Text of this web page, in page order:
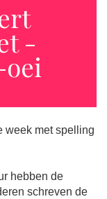
-
week met spelling
hebben de
schreven de